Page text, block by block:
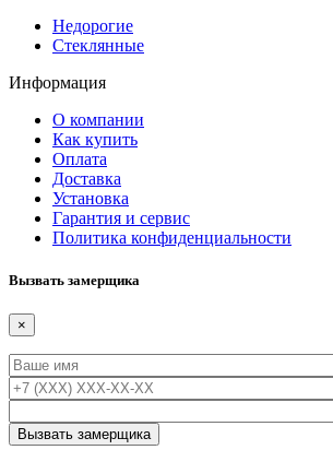
Недорогие
Стеклянные
Информация
О компании
Как купить
Оплата
Доставка
Установка
Гарантия и сервис
Политика конфиденциальности
Вызвать замерщика
×